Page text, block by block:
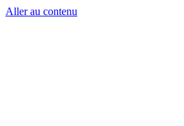
Aller au contenu